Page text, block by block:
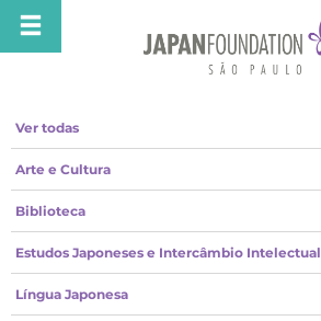
Ver todas
Arte e Cultura
Biblioteca
Estudos Japoneses e Intercâmbio Intelectual
Língua Japonesa